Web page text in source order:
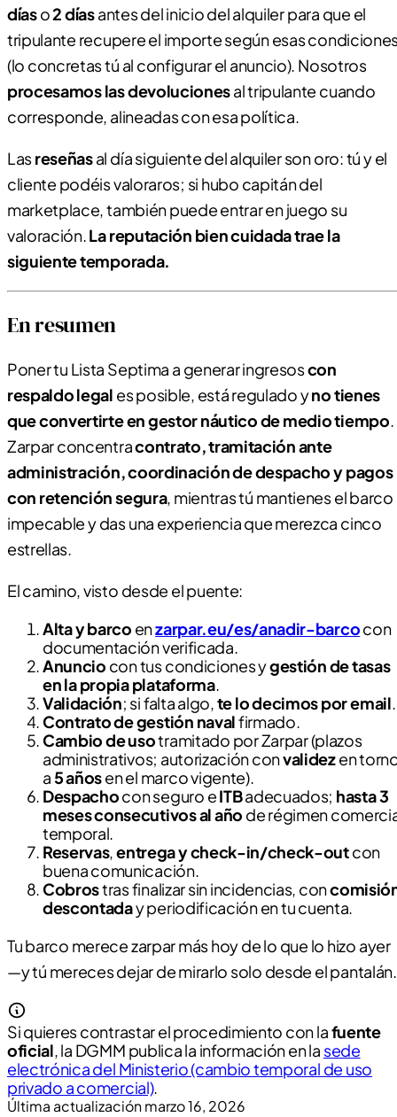
díaso2 díasantes del inicio del alquiler para que el
tripulante recupere el importe según esas
(lo concretas tú al configurar el anuncio). Nosotros
procesamos las devolucionesal tripulante cuando
corresponde, alineadas con esa política.
Lasreseñasal día siguiente del alquiler son oro: tú y el
cliente podéis valoraros; si hubo capitán del
marketplace, también puede entrar en juego su
valoración.La reputación bien cuidada trae la
siguiente temporada.
En resumen
Poner tu Lista Septima a generar ingresoscon
respaldo legal es posible, está regulado yno tienes
que convertirte en gestor náutico de medio tiempo.
Zarpar concentracontrato, tramitación ante
administración, coordinación de despacho y pagos
con retención segura, mientras tú mantienes el barco
impecable y das una experiencia que merezca cinco
estrellas.
El camino, visto desde el puente:
Alta y barco enzarpar.eu/es/anadir-barcocon
documentación verificada.
Anuncio con tus condiciones ygestión de tasas
en la propia plataforma.
Validación; si falta algo,te lo decimos por email.
Contrato de gestión navalfirmado.
Cambio de usotramitado por Zarpar (plazos
administrativos; autorización convalidezen
a5 añosen el marco vigente).
Despachocon seguro eITBadecuados; hasta 3
meses consecutivos al año de régimen
temporal.
Reservas,entrega y check-in/check-outcon
buena comunicación.
Cobrostras finalizar sin incidencias, con
descontaday periodificación en tu cuenta.
Tu barco merece zarpar más hoy de lo que lo hizo ayer
—y tú mereces dejar de mirarlo solo desde el pantalán.
Si quieres contrastar el procedimiento con lafuente
oficial, la DGMM publica la información en la sede
electrónica del Ministerio (cambio temporal de uso
privado a comercial).
Última actualización marzo 16, 2026